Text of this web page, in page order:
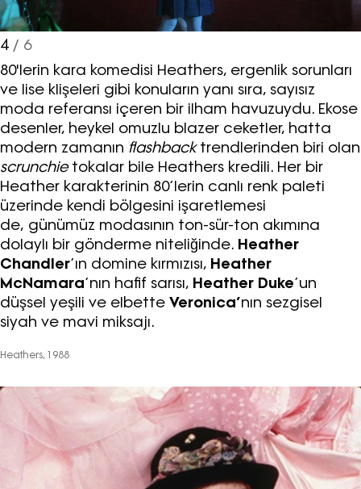
Haftalık E-Bülten
Moda dünyasında neler oluyor? Yeni
fikirler, öne çıkan koleksiyonlar, en
4/ 6
80'lerin kara komedisi Heathers, ergenlik sorunları
ve lise klişeleri gibi konuların yanı sıra, sayısız
moda referansı içeren bir ilham havuzuydu. Ekose
desenler, heykel omuzlu blazer ceketler, hatta
modern zamanın flashbacktrendlerinden biri olan
scrunchietokalar bile Heathers kredili. Her bir
Heather karakterinin 80’lerin canlı renk paleti
üzerinde kendi bölgesini işaretlemesi
de, günümüz modasının ton-sür-ton akımına
dolaylı bir gönderme niteliğinde. Heather
Chandler’ın domine kırmızısı, Heather
McNamara’nın hafif sarısı, Heather Duke’un
düşsel yeşili ve elbette Veronica’nın sezgisel
siyah ve mavi miksajı.
Heathers, 1988